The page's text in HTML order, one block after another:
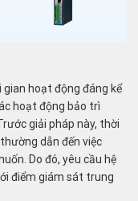
gian hoạt động đáng kể
hoạt động bảo trì
giải pháp này, thời
dẫn đến việc
Do đó, yêu cầu hệ
điểm giám sát trung